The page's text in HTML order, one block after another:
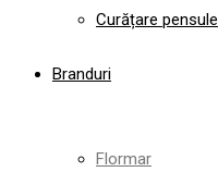
Curățare pensule
Branduri
Flormar